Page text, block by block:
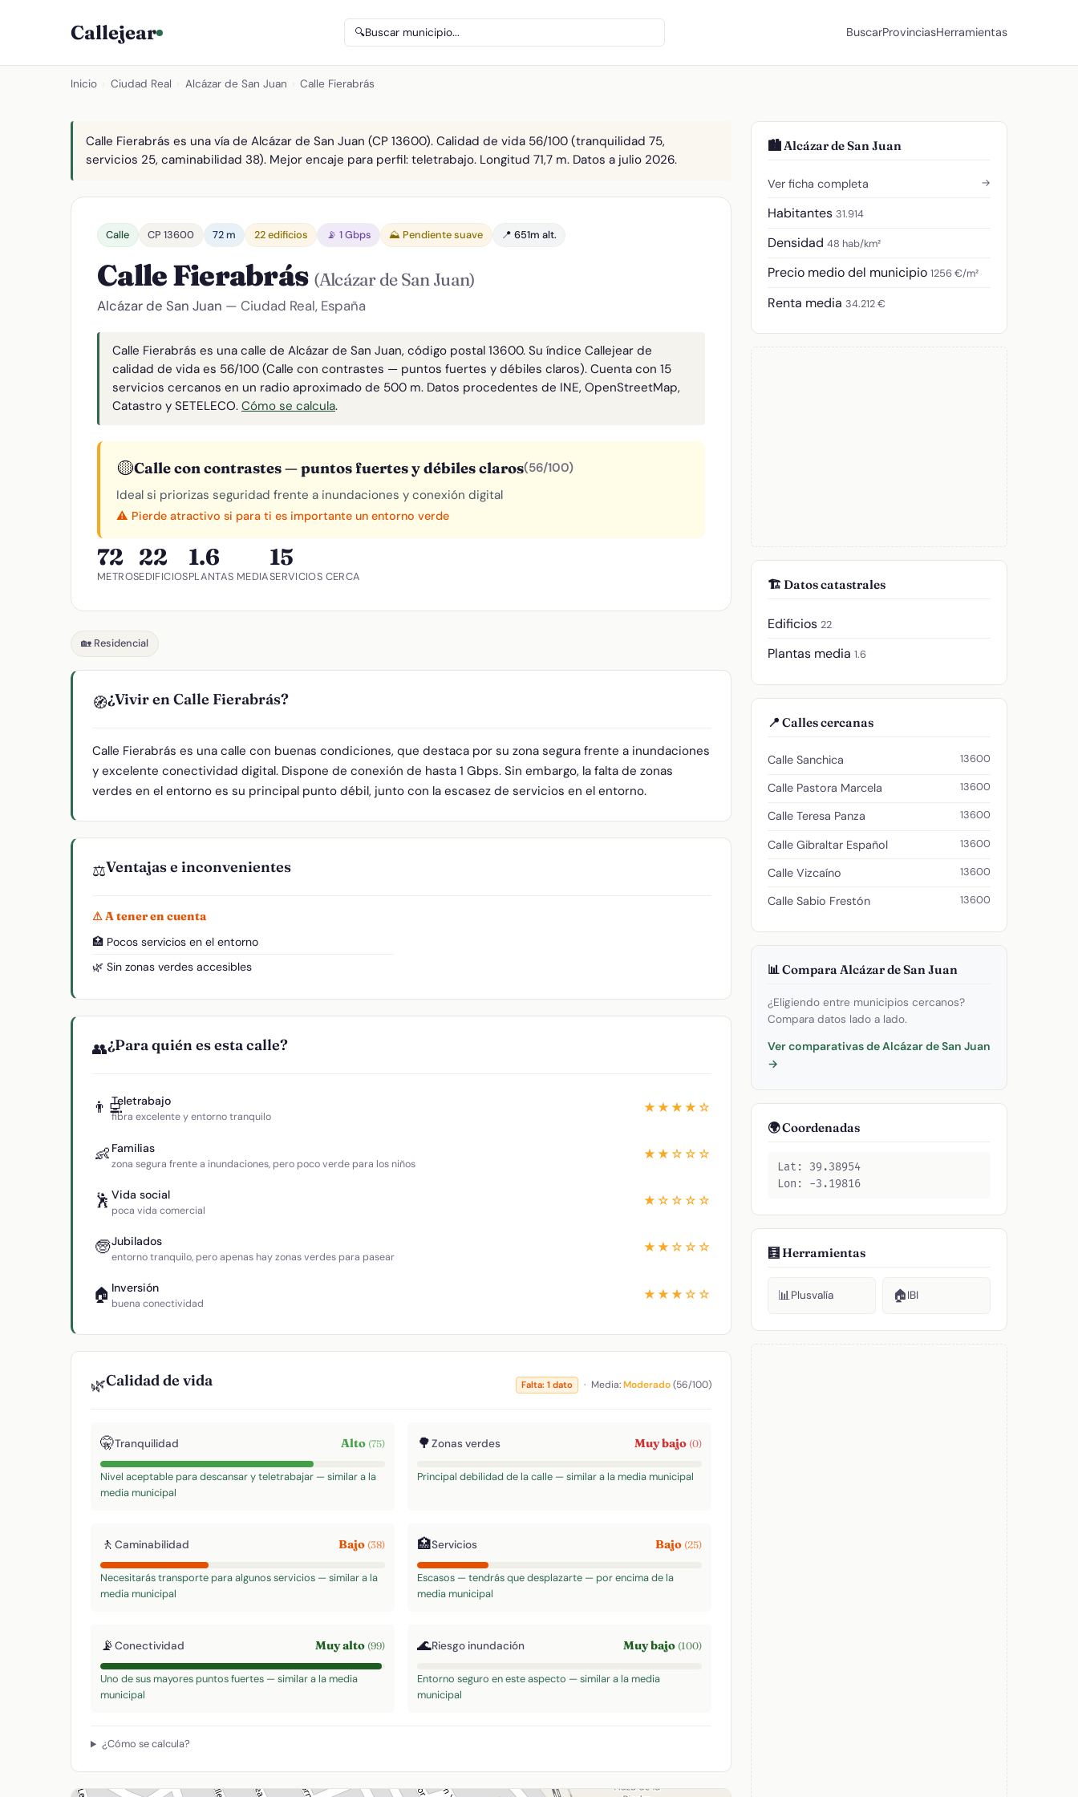
Callejear 🔍Buscar municipio... BuscarProvinciasHerramientas
Inicio Ciudad Real Alcázar de San Juan Calle Fierabrás
Calle Fierabrás es una vía de Alcázar de San Juan (CP 13600). Calidad de vida 56/100 (tranquilidad 75,
servicios 25, caminabilidad 38). Mejor encaje para perfil: teletrabajo. Longitud 71,7 m. Datos a julio 2026.
Calle CP 13600 72 m 22 edificios 📡 1 Gbps ⛰️ Pendiente suave 📍 651m alt.
Calle Fierabrás (Alcázar de San Juan)
Alcázar de San Juan — Ciudad Real, España
Calle Fierabrás es una calle de Alcázar de San Juan, código postal 13600. Su índice Callejear de
calidad de vida es 56/100 (Calle con contrastes — puntos fuertes y débiles claros). Cuenta con 15
servicios cercanos en un radio aproximado de 500 m. Datos procedentes de INE, OpenStreetMap,
Catastro y SETELECO. Cómo se calcula.
🟡Calle con contrastes — puntos fuertes y débiles claros(56/100)
Ideal si priorizas seguridad frente a inundaciones y conexión digital
⚠️ Pierde atractivo si para ti es importante un entorno verde
72
METROS
22
EDIFICIOS
1.6
PLANTAS MEDIA
15
SERVICIOS CERCA
🏡 Residencial
🧭¿Vivir en Calle Fierabrás?
Calle Fierabrás es una calle con buenas condiciones, que destaca por su zona segura frente a inundaciones
y excelente conectividad digital. Dispone de conexión de hasta 1 Gbps. Sin embargo, la falta de zonas
verdes en el entorno es su principal punto débil, junto con la escasez de servicios en el entorno.
⚖️Ventajas e inconvenientes
⚠ A tener en cuenta
🏥 Pocos servicios en el entorno
🌿 Sin zonas verdes accesibles
👥¿Para quién es esta calle?
👨‍💻Teletrabajo
fibra excelente y entorno tranquilo
★★★★☆
👶 Familias
zona segura frente a inundaciones, pero poco verde para los niños
★★☆☆☆
🕺 Vida social
poca vida comercial
★☆☆☆☆
🧓Jubilados
entorno tranquilo, pero apenas hay zonas verdes para pasear
★★☆☆☆
🏠 Inversión
buena conectividad
★★★☆☆
🌿Calidad de vida Falta: 1 dato · Media:Moderado(56/100)
🤫Tranquilidad Alto (75)
Nivel aceptable para descansar y teletrabajar — similar a la
media municipal
🌳Zonas verdes Muy bajo (0)
Principal debilidad de la calle — similar a la media municipal
🚶 Caminabilidad Bajo (38)
Necesitarás transporte para algunos servicios — similar a la
media municipal
🏥Servicios Bajo (25)
Escasos — tendrás que desplazarte — por encima de la
media municipal
📡Conectividad Muy alto (99)
Uno de sus mayores puntos fuertes — similar a la media
municipal
🌊Riesgo inundación Muy bajo (100)
Entorno seguro en este aspecto — similar a la media
municipal
¿Cómo se calcula?
🏙️ Alcázar de San Juan
Ver ficha completa →
Habitantes 31.914
Densidad 48 hab/km²
Precio medio del municipio 1256 €/m²
Renta media 34.212 €
🏗️ Datos catastrales
Edificios 22
Plantas media 1.6
📍 Calles cercanas
Calle Sanchica 13600
Calle Pastora Marcela 13600
Calle Teresa Panza 13600
Calle Gibraltar Español 13600
Calle Vizcaíno 13600
Calle Sabio Frestón 13600
📊 Compara Alcázar de San Juan
¿Eligiendo entre municipios cercanos?
Compara datos lado a lado.
Ver comparativas de Alcázar de San Juan
→
🌍 Coordenadas
Lat: 39.38954
Lon: -3.19816
🧮 Herramientas
📊Plusvalía 🏠IBI